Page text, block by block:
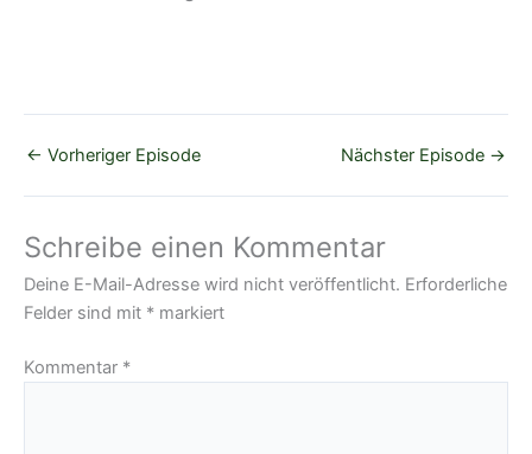
← Vorheriger Episode Nächster Episode →
Schreibe einen Kommentar
Deine E-Mail-Adresse wird nicht veröffentlicht. Erforderliche
Felder sind mit * markiert
Kommentar *